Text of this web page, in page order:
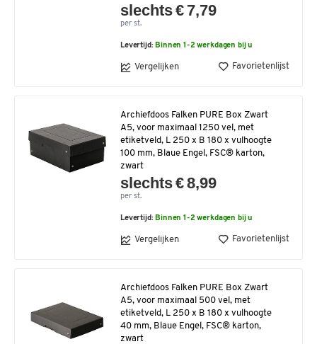
slechts € 7,79
per st.
Levertijd: Binnen 1-2 werkdagen bij u
Vergelijken Favorietenlijst
Archiefdoos Falken PURE Box Zwart
A5, voor maximaal 1250 vel, met
etiketveld, L 250 x B 180 x vulhoogte
100 mm, Blaue Engel, FSC® karton,
zwart
slechts € 8,99
per st.
Levertijd: Binnen 1-2 werkdagen bij u
Vergelijken Favorietenlijst
Archiefdoos Falken PURE Box Zwart
A5, voor maximaal 500 vel, met
etiketveld, L 250 x B 180 x vulhoogte
40 mm, Blaue Engel, FSC® karton,
zwart